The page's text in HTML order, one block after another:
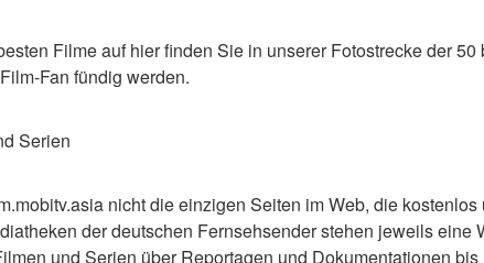
Filme auf hier finden Sie in unserer Fotostrecke der
Fan fündig werden.
Serien
nicht die einzigen Seiten im Web, die
der deutschen Fernsehsender stehen jeweils eine
und Serien über Reportagen und Dokumentationen